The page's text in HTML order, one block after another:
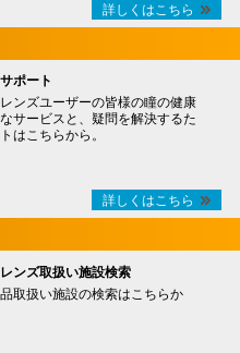
詳しくはこちら
ポート
ンズユーザーの皆様の瞳の健康
サービスと、疑問を解決するた
はこちらから。
詳しくはこちら
ンズ取扱い施設検索
取扱い施設の検索はこちらか